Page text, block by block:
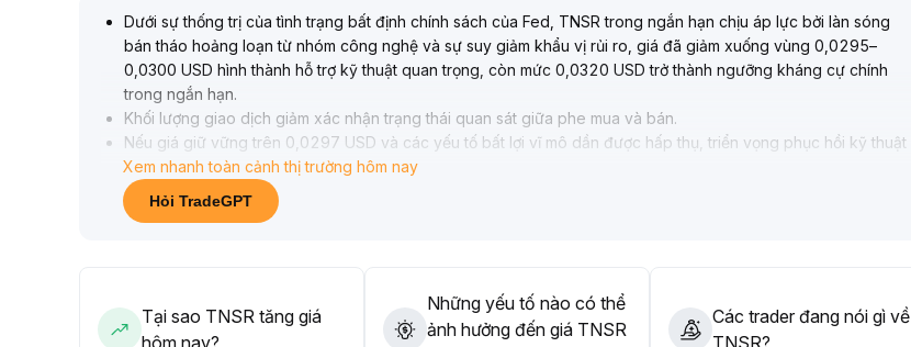
Dưới sự thống trị của tình trạng bất định chính sách của Fed, TNSR trong ngắn hạn chịu áp lực bởi làn sóng
bán tháo hoảng loạn từ nhóm công nghệ và sự suy giảm khẩu vị rủi ro, giá đã giảm xuống vùng 0,0295–
0,0300 USD hình thành hỗ trợ kỹ thuật quan trọng, còn mức 0,0320 USD trở thành ngưỡng kháng cự chính
trong ngắn hạn.
Khối lượng giao dịch giảm xác nhận trạng thái quan sát giữa phe mua và bán.
Nếu giá giữ vững trên 0,0297 USD và các yếu tố bất lợi vĩ mô dần được hấp thụ, triển vọng phục hồi kỹ thuật
và nối lại đà tăng là có thể.
Khuyến nghị nên chờ tín hiệu chính sách rõ ràng, chú ý bảo vệ ngưỡng hỗ trợ và tích lũy quanh vùng giá thấp
Nếu phá vỡ kháng cự có thể tăng tỷ trọng, trung-dài hạn vẫn lấy yếu tố cải thiện thanh khoản và tiến triển dự
Xem nhanh toàn cảnh thị trường hôm nay
Hỏi TradeGPT
Tại sao TNSR tăng giá
hôm nay?
Những yếu tố nào có thể
ảnh hưởng đến giá TNSR
Các trader đang nói gì về
TNSR?